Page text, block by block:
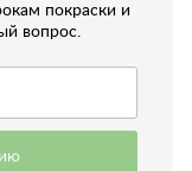
покраски и
вопрос.